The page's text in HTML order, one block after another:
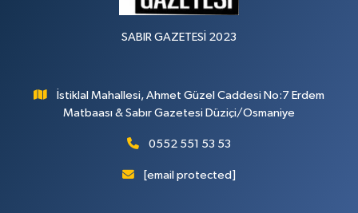
SABIR GAZETESİ 2023
İstiklal Mahallesi, Ahmet Güzel Caddesi No:7 Erdem
Matbaası & Sabır Gazetesi Düziçi/Osmaniye
0552 551 53 53
[email protected]